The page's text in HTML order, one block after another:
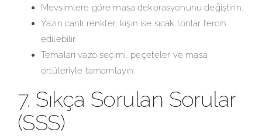
Mevsimlere göre masa dekorasyonunu değiştirin.
Yazın canlı renkler, kışın ise sıcak tonlar tercih
edilebilir.
Temaları vazo seçimi, peçeteler ve masa
örtüleriyle tamamlayın.
7. Sıkça Sorulan Sorular
(SSS)